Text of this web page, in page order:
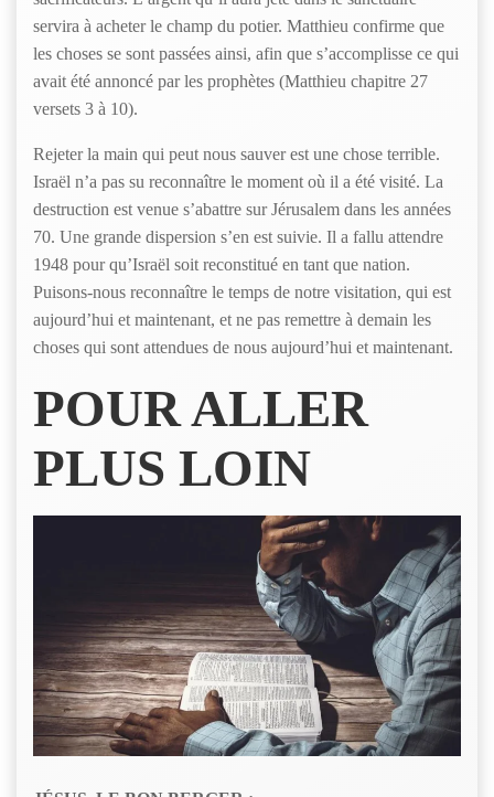
servira à acheter le champ du potier. Matthieu confirme que
les choses se sont passées ainsi, afin que s’accomplisse ce qui
avait été annoncé par les prophètes (Matthieu chapitre 27
versets 3 à 10).
Rejeter la main qui peut nous sauver est une chose terrible.
Israël n’a pas su reconnaître le moment où il a été visité. La
destruction est venue s’abattre sur Jérusalem dans les années
70. Une grande dispersion s’en est suivie. Il a fallu attendre
1948 pour qu’Israël soit reconstitué en tant que nation.
Puisons-nous reconnaître le temps de notre visitation, qui est
aujourd’hui et maintenant, et ne pas remettre à demain les
choses qui sont attendues de nous aujourd’hui et maintenant.
POUR ALLER
PLUS LOIN